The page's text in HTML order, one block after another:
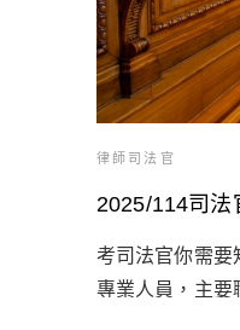
律師司法官
2025/114司
考司法官你需要
專業人員，主要